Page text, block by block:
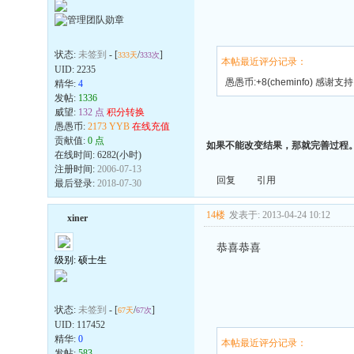
状态: 未签到 - [333天/333次]
UID: 2235
精华: 4
发帖: 1336
威望: 132 点 积分转换
愚愚币: 2173 YYB 在线充值
贡献值: 0 点
在线时间: 6282(小时)
注册时间: 2006-07-13
最后登录: 2018-07-30
本帖最近评分记录：
愚愚币:+8(cheminfo) 感谢支持
如果不能改变结果，那就完善过程
回复 引用
xiner
级别: 硕士生
状态: 未签到 - [67天/67次]
UID: 117452
精华: 0
14楼 发表于: 2013-04-24 10:12
恭喜恭喜
本帖最近评分记录：